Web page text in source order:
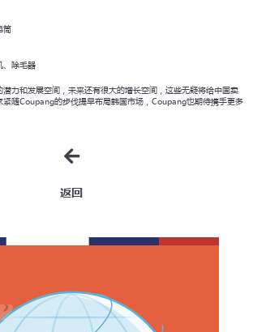
筒
、除毛器
力和发展空间，未来还有很大的增长空间，这些无疑将给中国卖
紧随Coupang的步伐提早布局韩国市场，Coupang也期待携手更多
返回